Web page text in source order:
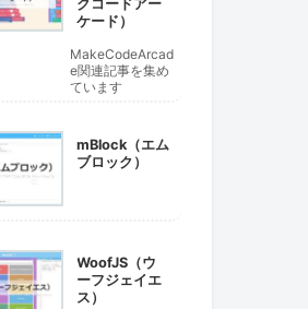
クコードアー
ケード）
MakeCodeArcad
e関連記事を集め
ています
mBlock（エム
ブロック）
WoofJS（ウ
ーフジェイエ
ス）